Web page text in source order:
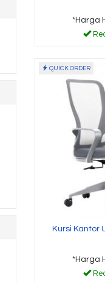
*Harga
QUICK ORDER
Kursi Kantor
*Harga